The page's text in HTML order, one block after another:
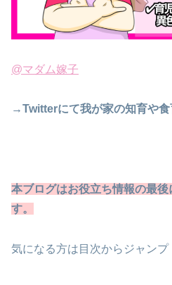
@マダム嫁子
→Twitterにて我が家の知育や食
本ブログはお役立ち情報の最
す。
気になる方は目次からジャンプ